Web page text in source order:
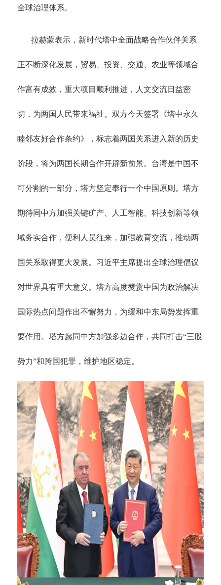
全球治理体系。
拉赫蒙表示，新时代塔中全面战略合作伙伴关系
正不断深化发展，贸易、投资、交通、农业等领域合
作富有成效，重大项目顺利推进，人文交流日益密
切，为两国人民带来福祉。双方今天签署《塔中永久
睦邻友好合作条约》，标志着两国关系进入新的历史
阶段，将为两国长期合作开辟新前景。台湾是中国不
可分割的一部分，塔方坚定奉行一个中国原则。塔方
期待同中方加强关键矿产、人工智能、科技创新等领
域务实合作，便利人员往来，加强教育交流，推动两
国关系取得更大发展。习近平主席提出全球治理倡议
对世界具有重大意义。塔方高度赞赏中国为政治解决
国际热点问题作出不懈努力，为缓和中东局势发挥重
要作用。塔方愿同中方加强多边合作，共同打击“三股
势力”和跨国犯罪，维护地区稳定。